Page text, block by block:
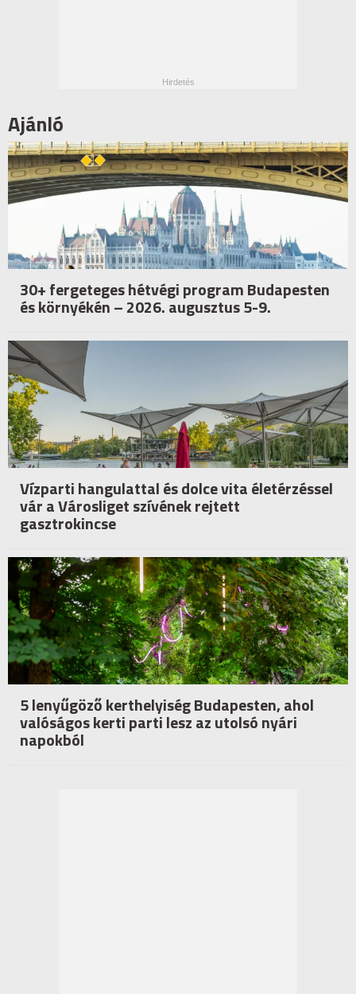
Ajánló
30+ fergeteges hétvégi program Budapesten
és környékén – 2026. augusztus 5-9.
Vízparti hangulattal és dolce vita életérzéssel
vár a Városliget szívének rejtett
gasztrokincse
5 lenyűgöző kerthelyiség Budapesten, ahol
valóságos kerti parti lesz az utolsó nyári
napokból